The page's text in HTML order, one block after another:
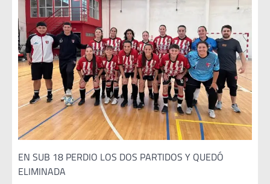
EN SUB 18 PERDIO LOS DOS PARTIDOS Y QUEDÓ
ELIMINADA